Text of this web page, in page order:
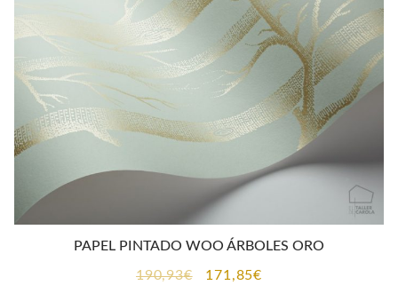
PAPEL PINTADO WOO ÁRBOLES ORO
190,93€
El171,85€El